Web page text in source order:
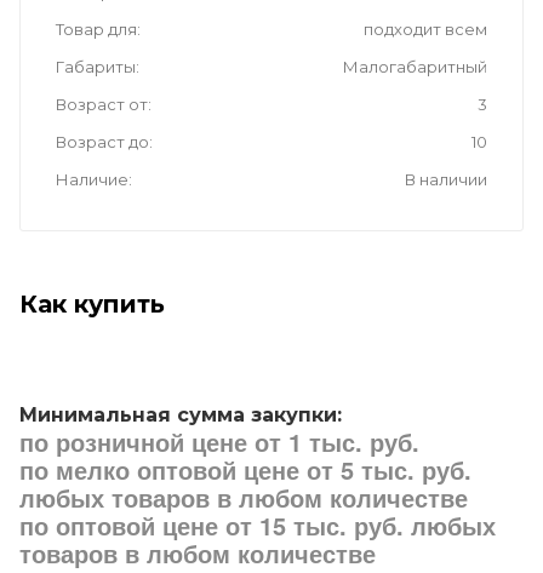
Товар для
подходит всем
Габариты
Малогабаритный
Возраст от
3
Возраст до
10
Наличие
В наличии
Как купить
Минимальная сумма закупки:
по розничной цене от 1 тыс. руб.
по мелко оптовой цене от 5 тыс. руб.
любых товаров в любом количестве
по оптовой цене от 15 тыс. руб. любых
товаров в любом количестве